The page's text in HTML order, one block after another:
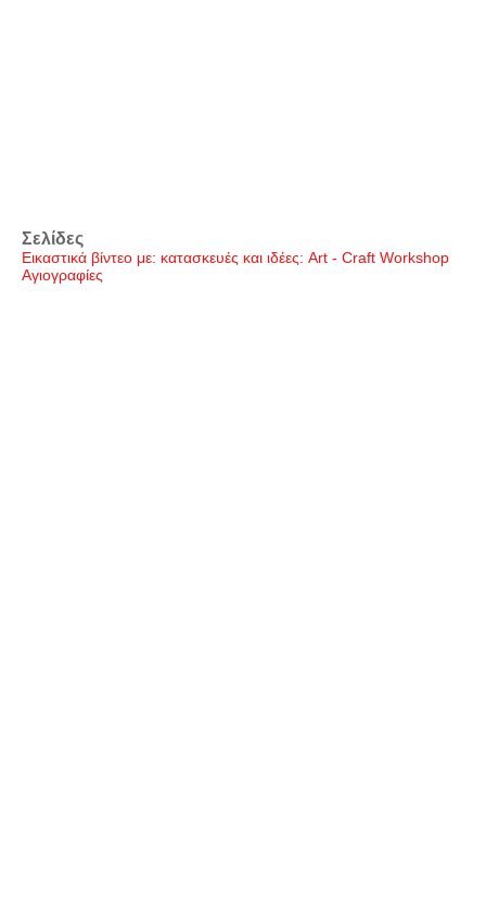
Σελίδες
Εικαστικά βίντεο με: κατασκευές και ιδέες: Art - Craft Workshop
Αγιογραφίες